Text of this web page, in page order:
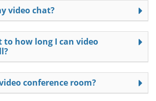
video chat?
to how long I can video
conference room?